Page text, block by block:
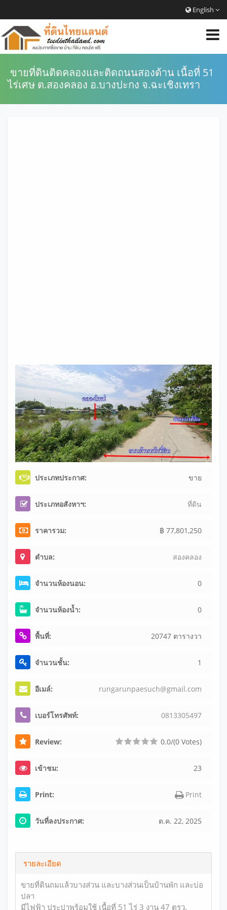
English
ขายที่ดินติดคลองและติดถนนสองด้าน เนื้อที่ 51
ไร่เศษ ต.สองคลอง อ.บางปะกง จ.ฉะเชิงเทรา
ประเภทประกาศ: ขาย
ประเภทอสังหาฯ: ที่ดิน
ราคารวม: ฿ 77,801,250
ตำบล: สองคลอง
จำนวนห้องนอน: 0
จำนวนห้องน้ำ: 0
พื้นที่: 20747 ตารางวา
จำนวนชั้น: 1
อีเมล์: rungarunpaesuch@gmail.com
เบอร์โทรศัพท์: 081 3305497
Review: 0.0/(0 Votes)
เข้าชม: 23
Print: Print
วันที่ลงประกาศ: ต.ค. 22, 2025
รายละเอียด
ขายที่ดินถมแล้วบางส่วน และบางส่วนเป็นบ้านพัก และบ่อ
ปลา
มีไฟฟ้า ประปาพร้อมใช้ เนื้อที่ 51 ไร่ 3 งาน 47 ตรว.